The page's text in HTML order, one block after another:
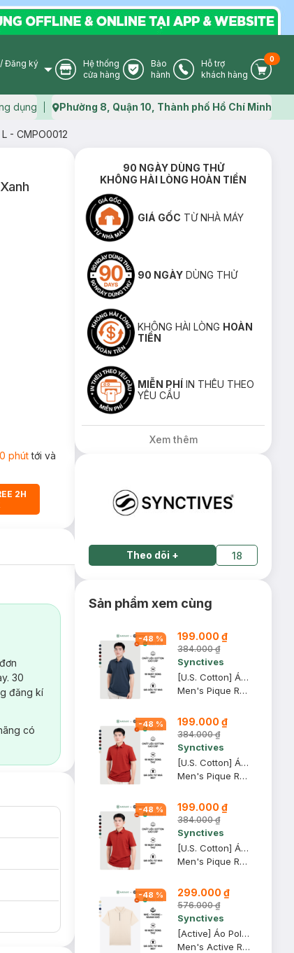
Icon
/ Đăng ký
Store Icon
Hệ thống
cửa hàng
Warranty Icon
Bảo
hành
Phone Icon
Hỗ trợ
khách hàng
Cart
0
dụng Map icon
Phường 8, Quận 10, Thành phố Hồ Chí Minh
- CMPO0012
phúttới và
2H
30
đăng kí
có
90 NGÀY DÙNG THỬ
KHÔNG HÀI LÒNG HOÀN TIỀN
GIÁ GỐC TỪ NHÀ MÁY
90 NGÀY DÙNG THỬ
KHÔNG HÀI LÒNG HOÀN
TIỀN
MIỄN PHÍ IN THÊU THEO
YÊU CẦU
Xem thêm
Theo dõi + 18
Sản phẩm xem cùng
-48 % 199.000 ₫
384.000 ₫
Synctives
[U.S. Cotton] Áo Polo Nam Synctives Regular Fit, Xanh Ðen, XL - CMPO0008
Men's Pique Regular Fit Classic Polo Shirt
-48 % 199.000 ₫
384.000 ₫
Synctives
[U.S. Cotton] Áo Polo Nam Synctives Regular Fit, Ðỏ, L - CMPO0008
Men's Pique Regular Fit Classic Polo Shirt
-48 % 199.000 ₫
384.000 ₫
Synctives
[U.S. Cotton] Áo Polo Nam Synctives Regular Fit, Ðỏ, 2XL - CMPO0008
Men's Pique Regular Fit Classic Polo Shirt
-48 % 299.000 ₫
576.000 ₫
Synctives
[Active] Áo Polo Nam Synctives Regular Fit, Be Xám, XL - SMPO0009
Men's Active Regular Fit Polo Shirt